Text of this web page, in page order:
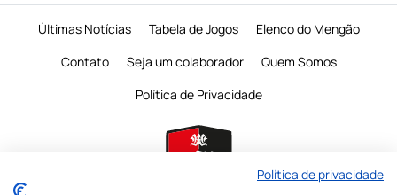
Últimas Notícias Tabela de Jogos
Elenco do Mengão
Contato
Seja um colaborador
Quem Somos
Política de Privacidade
Política de privacidade